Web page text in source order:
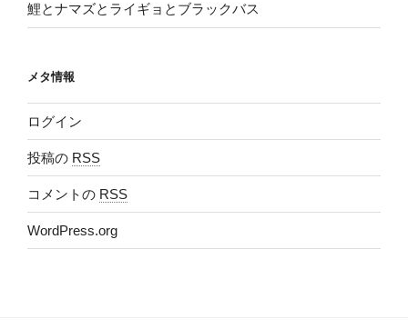
鯉とナマズとライギョとブラックバス
メタ情報
ログイン
投稿の RSS
コメントの RSS
WordPress.org